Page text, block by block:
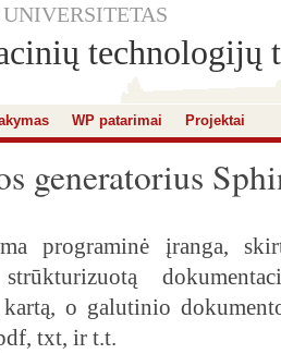
technologijų
WP patarimai Projektai
generatorius
programinė įranga,
o galutinio
txt, ir t.t.